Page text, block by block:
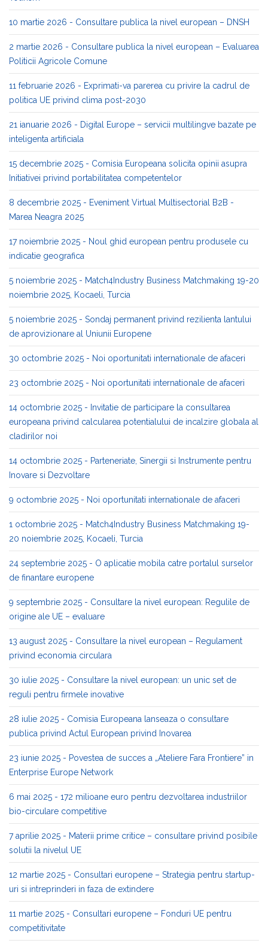
10 martie 2026 - Consultare publica la nivel european – DNSH
2 martie 2026 - Consultare publica la nivel european – Evaluarea
Politicii Agricole Comune
11 februarie 2026 - Exprimati-va parerea cu privire la cadrul de
politica UE privind clima post-2030
21 ianuarie 2026 - Digital Europe – servicii multilingve bazate pe
inteligenta artificiala
15 decembrie 2025 - Comisia Europeana solicita opinii asupra
Initiativei privind portabilitatea competentelor
8 decembrie 2025 - Eveniment Virtual Multisectorial B2B -
Marea Neagra 2025
17 noiembrie 2025 - Noul ghid european pentru produsele cu
indicatie geografica
5 noiembrie 2025 - Match4Industry Business Matchmaking 19-20
noiembrie 2025, Kocaeli, Turcia
5 noiembrie 2025 - Sondaj permanent privind rezilienta lantului
de aprovizionare al Uniunii Europene
30 octombrie 2025 - Noi oportunitati internationale de afaceri
23 octombrie 2025 - Noi oportunitati internationale de afaceri
14 octombrie 2025 - Invitatie de participare la consultarea
europeana privind calcularea potentialului de incalzire globala al
cladirilor noi
14 octombrie 2025 - Parteneriate, Sinergii si Instrumente pentru
Inovare si Dezvoltare
9 octombrie 2025 - Noi oportunitati internationale de afaceri
1 octombrie 2025 - Match4Industry Business Matchmaking 19-
20 noiembrie 2025, Kocaeli, Turcia
24 septembrie 2025 - O aplicatie mobila catre portalul surselor
de finantare europene
9 septembrie 2025 - Consultare la nivel european: Regulile de
origine ale UE – evaluare
13 august 2025 - Consultare la nivel european – Regulament
privind economia circulara
30 iulie 2025 - Consultare la nivel european: un unic set de
reguli pentru firmele inovative
28 iulie 2025 - Comisia Europeana lanseaza o consultare
publica privind Actul European privind Inovarea
23 iunie 2025 - Povestea de succes a „Ateliere Fara Frontiere” in
Enterprise Europe Network
6 mai 2025 - 172 milioane euro pentru dezvoltarea industriilor
bio-circulare competitive
7 aprilie 2025 - Materii prime critice – consultare privind posibile
solutii la nivelul UE
12 martie 2025 - Consultari europene – Strategia pentru startup-
uri si intreprinderi in faza de extindere
11 martie 2025 - Consultari europene – Fonduri UE pentru
competitivitate